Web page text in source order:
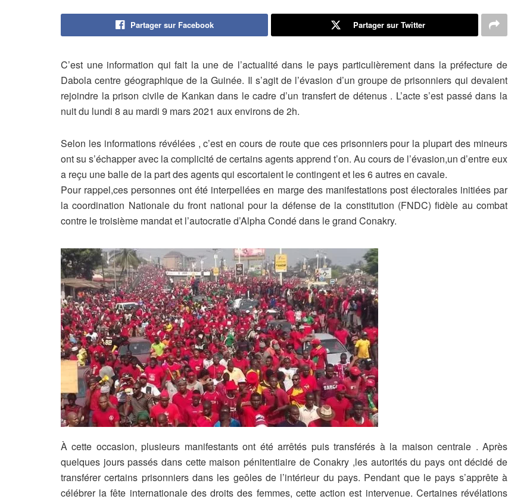
Partager sur Facebook Partager sur Twitter
C’est une information qui fait la une de l’actualité dans le pays particulièrement dans la préfecture de
Dabola centre géographique de la Guinée. Il s’agit de l’évasion d’un groupe de prisonniers qui devaient
rejoindre la prison civile de Kankan dans le cadre d’un transfert de détenus . L’acte s’est passé dans la
nuit du lundi 8 au mardi 9 mars 2021 aux environs de 2h.
Selon les informations révélées , c’est en cours de route que ces prisonniers pour la plupart des mineurs
ont su s’échapper avec la complicité de certains agents apprend t’on. Au cours de l’évasion,un d’entre eux
a reçu une balle de la part des agents qui escortaient le contingent et les 6 autres en cavale.
Pour rappel,ces personnes ont été interpellées en marge des manifestations post électorales initiées par
la coordination Nationale du front national pour la défense de la constitution (FNDC) fidèle au combat
contre le troisième mandat et l’autocratie d’Alpha Condé dans le grand Conakry.
À cette occasion, plusieurs manifestants ont été arrêtés puis transférés à la maison centrale . Après
quelques jours passés dans cette maison pénitentiaire de Conakry ,les autorités du pays ont décidé de
transférer certains prisonniers dans les geôles de l’intérieur du pays. Pendant que le pays s’apprête à
célébrer la fête internationale des droits des femmes, cette action est intervenue. Certaines révélations